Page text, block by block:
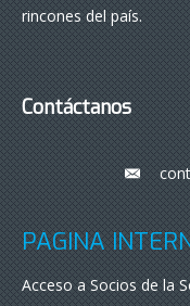
rincones del país.
Contáctanos
___
PÁGINA
Acceso a Socios de la